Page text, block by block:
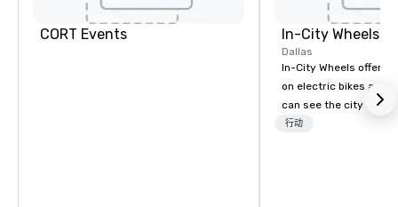
CORT Events In-City Wheels
Dallas
In-City Wheels offers
on electric bikes and
can see the city in
possible. Our tours
行动